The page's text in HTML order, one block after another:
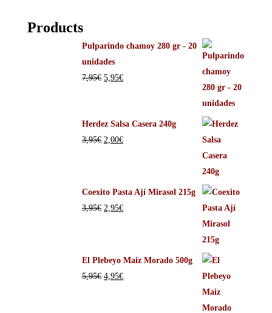
Products
Pulparindo chamoy 280 gr - 20
unidades
7,95€ 5,95€
Herdez Salsa Casera 240g
3,95€ 2,00€
Coexito Pasta Ají Mirasol 215g
3,95€ 2,95€
El Plebeyo Maiz Morado 500g
5,95€ 4,95€